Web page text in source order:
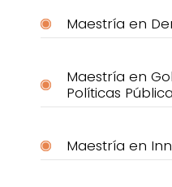
Maestría en
Maestría en
Políticas
Maestría en